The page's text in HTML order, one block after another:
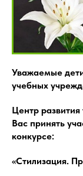
Уважаемые
учебных
Центр развития
Вас принять
конкурсе:
«Стилизация.